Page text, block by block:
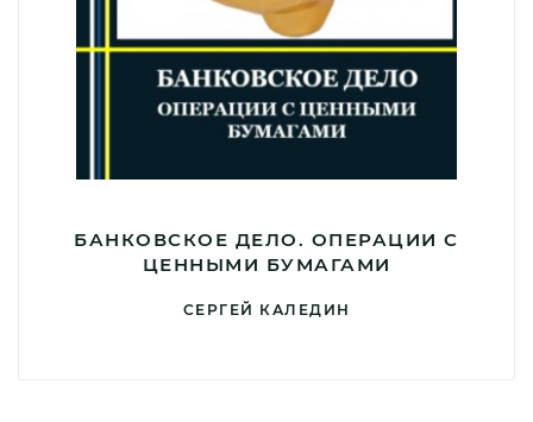
БАНКОВСКОЕ ДЕЛО. ОПЕРАЦИИ С
ЦЕННЫМИ БУМАГАМИ
СЕРГЕЙ КАЛЕДИН